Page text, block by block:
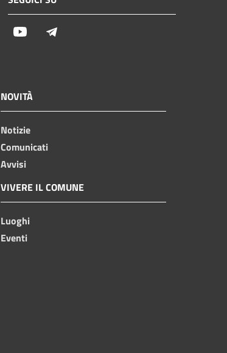
Youtube
NOVITÀ
Notizie
Comunicati
Avvisi
VIVERE IL COMUNE
Luoghi
Eventi